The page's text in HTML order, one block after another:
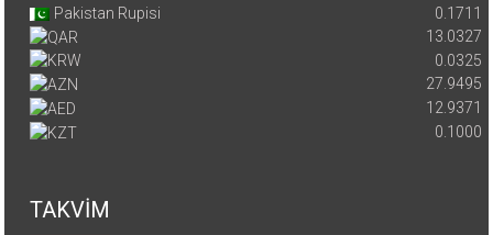
Pakistan Rupisi
0.1711
13.0327
0.0325
27.9495
12.9371
0.1000
TAKVİM